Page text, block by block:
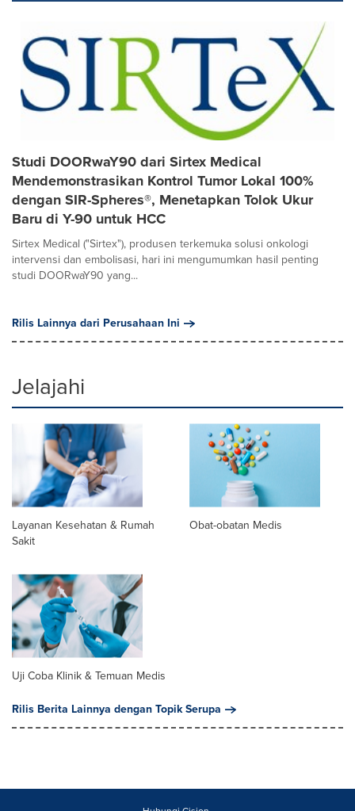
Studi DOORwaY90 dari Sirtex Medical
Mendemonstrasikan Kontrol Tumor Lokal 100%
dengan SIR-Spheres®, Menetapkan Tolok Ukur
Baru di Y-90 untuk HCC
Sirtex Medical ("Sirtex"), produsen terkemuka solusi onkologi
intervensi dan embolisasi, hari ini mengumumkan hasil penting
studi DOORwaY90 yang...
Rilis Lainnya dari Perusahaan Ini
Jelajahi
Layanan Kesehatan & Rumah
Sakit
Obat-obatan Medis
Uji Coba Klinik & Temuan Medis
Rilis Berita Lainnya dengan Topik Serupa